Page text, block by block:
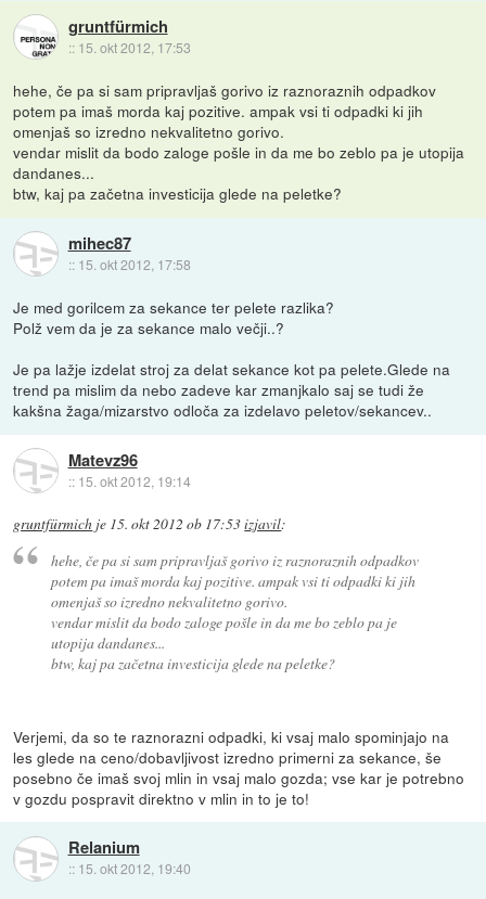
gruntfürmich
:: 15. okt 2012, 17:53
hehe, če pa si sam pripravljaš gorivo iz raznoraznih odpadkov
potem pa imaš morda kaj pozitive. ampak vsi ti odpadki ki jih
omenjaš so izredno nekvalitetno gorivo.
vendar mislit da bodo zaloge pošle in da me bo zeblo pa je utopija
dandanes...
btw, kaj pa začetna investicija glede na peletke?
mihec87
:: 15. okt 2012, 17:58
Je med gorilcem za sekance ter pelete razlika?
Polž vem da je za sekance malo večji..?
Je pa lažje izdelat stroj za delat sekance kot pa pelete.Glede na
trend pa mislim da nebo zadeve kar zmanjkalo saj se tudi že
kakšna žaga/mizarstvo odloča za izdelavo peletov/sekancev..
Matevz96
:: 15. okt 2012, 19:14
gruntfürmich je 15. okt 2012 ob 17:53izjavil:
hehe, če pa si sam pripravljaš gorivo iz raznoraznih odpadkov
potem pa imaš morda kaj pozitive. ampak vsi ti odpadki ki jih
omenjaš so izredno nekvalitetno gorivo.
vendar mislit da bodo zaloge pošle in da me bo zeblo pa je
utopija dandanes...
btw, kaj pa začetna investicija glede na peletke?
Verjemi, da so te raznorazni odpadki, ki vsaj malo spominjajo na
les glede na ceno/dobavljivost izredno primerni za sekance, še
posebno če imaš svoj mlin in vsaj malo gozda; vse kar je potrebno
v gozdu pospravit direktno v mlin in to je to!
Relanium
:: 15. okt 2012, 19:40